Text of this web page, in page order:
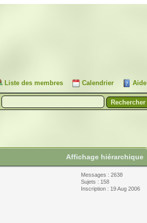
Liste des membres Calendrier Aide
Affichage hiérarchique
Messages : 2638
Sujets : 158
Inscription : 19 Aug 2006